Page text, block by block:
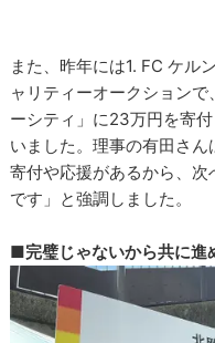
また、昨年には1. FC ケル
ャリティーオークション
ーシティ」に23万円を寄
いました。理事の有田さ
寄付や応援があるから、
です」と強調しました。
■完璧じゃないから共に進